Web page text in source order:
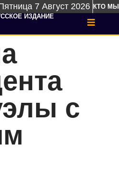
7 Август 2026 КТО МЫ
ИЗДАНИЕ
с